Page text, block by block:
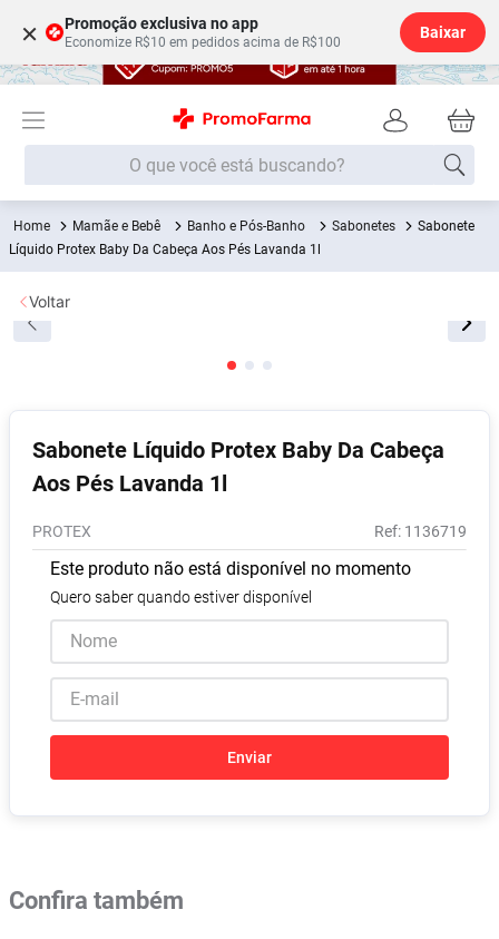
× Promoção exclusiva no app
Economize R$10 em pedidos acima de R$100
Baixar
O que você está buscando?
Mamãe e Bebê Banho e Pós-Banho Sabonetes
Sabonete
Líquido Protex Baby Da Cabeça Aos Pés Lavanda 1l
Sabonete Líquido Protex Baby Da Cabeça
Aos Pés Lavanda 1l
PROTEX : 1136719
Este produto não está disponível no momento
Quero saber quando estiver disponível
Enviar
Voltar
Confira também
Termos mais buscados
1º Fralda
2
6º Shampoo
7 º Desodorante
8º
9º Lavitan
10º Vitamina D